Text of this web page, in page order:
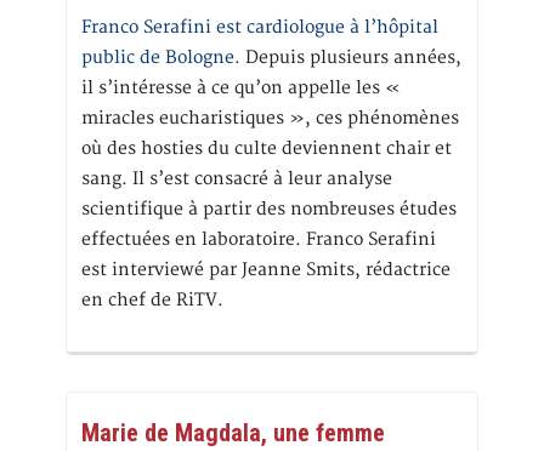
Franco Serafini est cardiologue à l’hôpital
public de Bologne. Depuis plusieurs années,
il s’intéresse à ce qu’on appelle les «
miracles eucharistiques », ces phénomènes
où des hosties du culte deviennent chair et
sang. Il s’est consacré à leur analyse
scientifique à partir des nombreuses études
effectuées en laboratoire. Franco Serafini
est interviewé par Jeanne Smits, rédactrice
en chef de RiTV.
Marie de Magdala, une femme